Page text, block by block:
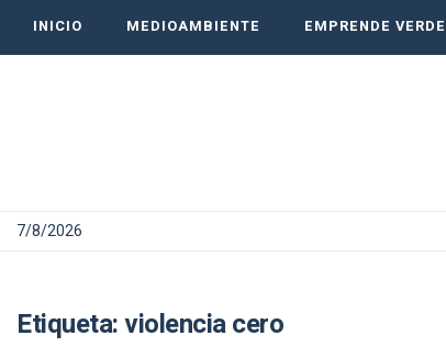
INICIO MEDIOAMBIENTE EMPRENDE VERDE
7/8/2026
Etiqueta:violencia cero